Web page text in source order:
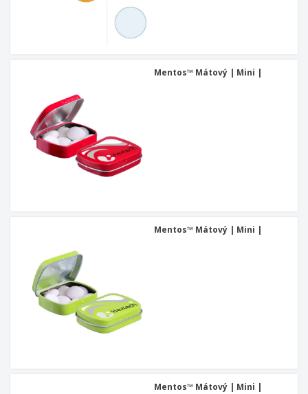
Mentos™ Mátový | Mini |
Mentos™ Mátový | Mini |
Mentos™ Mátový | Mini |